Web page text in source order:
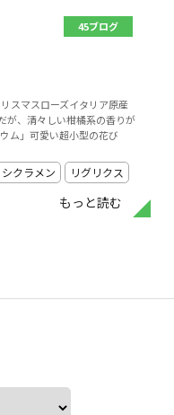
45ブログ
スマスローズイタリア原産
が、清々しい柑橘系の香りが
ム」可愛い超小型の花び
もっと読む
シクラメン リグリクス